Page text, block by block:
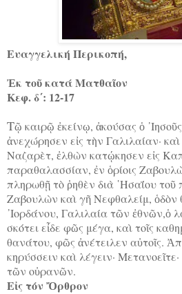
Ευαγγελική Περικοπή,
Ἐκ τοῦ κατά Ματθαῖον
Κεφ. δ΄: 12-17
Τῷ καιρῷ ἐκείνῳ, ἀκούσας ὁ
ἀνεχώρησεν εἰς τὴν Γαλιλαίαν·
Ναζαρὲτ, ἐλθὼν κατῴκησεν εἰς
παραθαλασσίαν, ἐν ὁρίοις
πληρωθῇ τὸ ῥηθὲν διὰ ῾Ησαΐου τοῦ
Ζαβουλὼν καὶ γῆ Νεφθαλείμ,
᾿Ιορδάνου, Γαλιλαία τῶν ἐθνῶν,ὁ
σκότει εἶδε φῶς μέγα, καὶ τοῖς
θανάτου, φῶς ἀνέτειλεν αὐτοῖς.
κηρύσσειν καὶ λέγειν·
τῶν οὐρανῶν.
Εἰς τόν Ὄρθρον